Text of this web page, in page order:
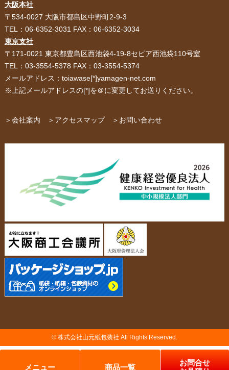
サービス紹介 お客様の声
スタッフ紹介 採用情報
当社の協力工場の設備紹介
個人情報の取扱について
納品までの流れ 製造前の確認事項
メニュー 商品一覧
お問合せ
紙袋・手提げ袋
パッケージ
ペーパーレザーバッグ 米袋
カタログ/パンフレット
スタンド
アクセサリー・
ジュエリーボックス
名刺箱
ドスコイ相撲セット その他
大阪本社
〒534-0027 大阪市都島区中野町2-9-3
TEL：06-6352-3031 FAX：06-6352-3034
東京支社
〒171-0021 東京都豊島区西池袋4-19-8セピア西池袋110号室
TEL：03-3554-5378 FAX：03-3554-5374
メールアドレス：toiawase[*]yamagen-net.com
※上記メールアドレスの[*]を＠に変更してお送りください。
＞会社案内 ＞アクセスマップ ＞お問い合わせ
© 株式会社山元紙包装社 All Rights Reserved.